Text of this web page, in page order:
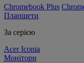
Chromebook Plus
Планшети
За серією
Acer Iconia
Монітори